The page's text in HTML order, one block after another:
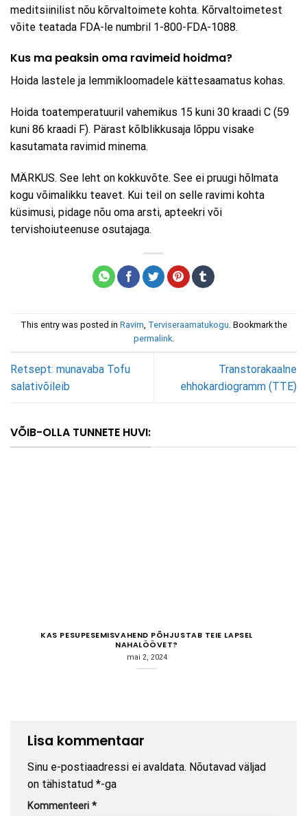
meditsiinilist nõu kõrvaltoimete kohta. Kõrvaltoimetest
võite teatada FDA-le numbril 1-800-FDA-1088.
Kus ma peaksin oma ravimeid hoidma?
Hoida lastele ja lemmikloomadele kättesaamatus kohas.
Hoida toatemperatuuril vahemikus 15 kuni 30 kraadi C (59
kuni 86 kraadi F). Pärast kõlblikkusaja lõppu visake
kasutamata ravimid minema.
MÄRKUS. See leht on kokkuvõte. See ei pruugi hõlmata
kogu võimalikku teavet. Kui teil on selle ravimi kohta
küsimusi, pidage nõu oma arsti, apteekri või
tervishoiuteenuse osutajaga.
This entry was posted in Ravim, Terviseraamatukogu. Bookmark the
permalink.
Retsept: munavaba Tofu
salativõileib
Transtorakaalne
ehhokardiogramm (TTE)
VÕIB-OLLA TUNNETE HUVI:
KAS PESUPESEMISVAHEND PÕHJUSTAB TEIE LAPSEL
NAHALÖÖVET?
mai 2, 2024
Lisa kommentaar
Sinu e-postiaadressi ei avaldata. Nõutavad väljad
on tähistatud *-ga
Kommenteeri *